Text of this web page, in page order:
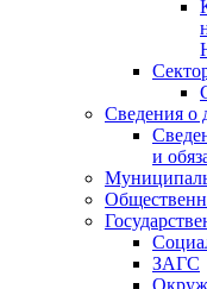
Сведения о
и
ЗАГC